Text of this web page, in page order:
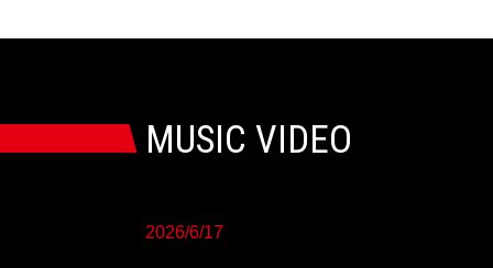
MUSIC VIDEO
2026/6/17